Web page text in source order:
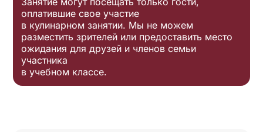
оплатившие свое участие
в кулинарном занятии. Мы не можем
разместить зрителей или предоставить место
ожидания для друзей и членов семьи
участника
в учебном классе.